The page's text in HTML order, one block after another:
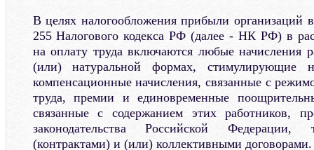
В целях налогообложения прибыли организаций в
255 Налогового кодекса РФ (далее - НК РФ) в
на оплату труда включаются любые начисления
(или) натуральной формах, стимулирующие
компенсационные начисления, связанные с
труда, премии и единовременные
связанные с содержанием этих работников,
законодательства Российской Федерации,
(контрактами) и (или) коллективными договорами.